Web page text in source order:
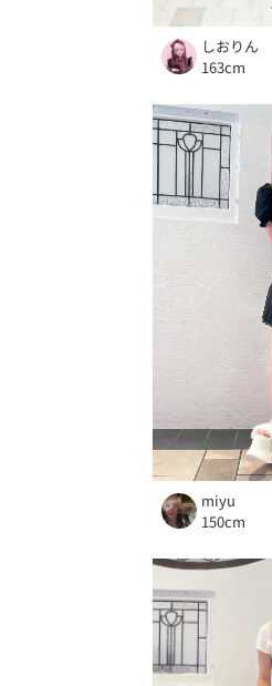
しおりん
163cm
miyu
150cm